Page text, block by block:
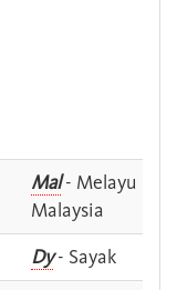
Mal- Melayu -
Malaysia
Dy- Sayak